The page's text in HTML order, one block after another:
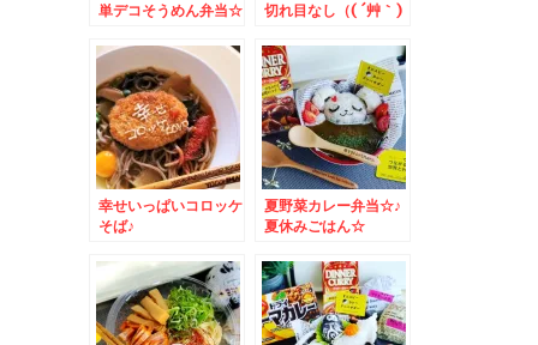
単デコそうめん弁当☆
切れ目なし（( ´艸｀)
幸せいっぱいコロッケ
そば♪
夏野菜カレー弁当☆♪
夏休みごはん☆